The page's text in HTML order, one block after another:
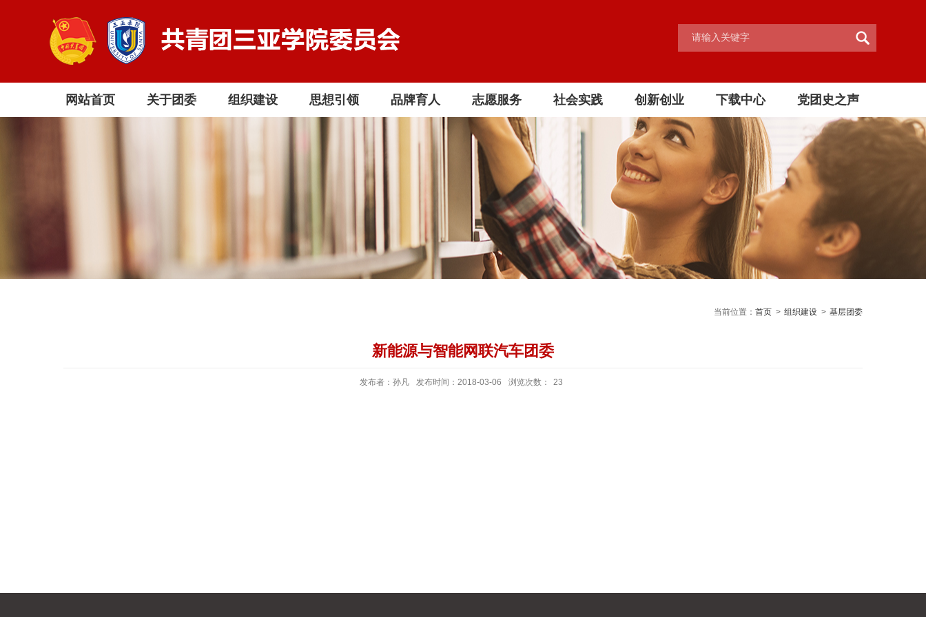
网站首页 关于团委 组织建设 思想引领 品牌育人 志愿服务 社会实践 创新创业 下载中心 党团史之声
当前位置： 首页 > 组织建设 > 基层团委
新能源与智能网联汽车团委
发布者：孙凡 发布时间：2018-03-06 浏览次数： 23